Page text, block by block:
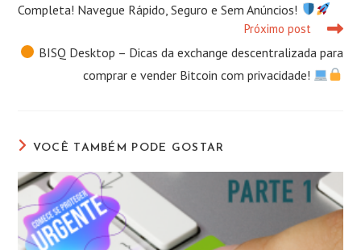
Completa! Navegue Rápido, Seguro e Sem Anúncios!
Próximo post
BISQ Desktop – Dicas da exchange descentralizada para
comprar e vender Bitcoin com privacidade!
VOCÊ TAMBÉM PODE GOSTAR